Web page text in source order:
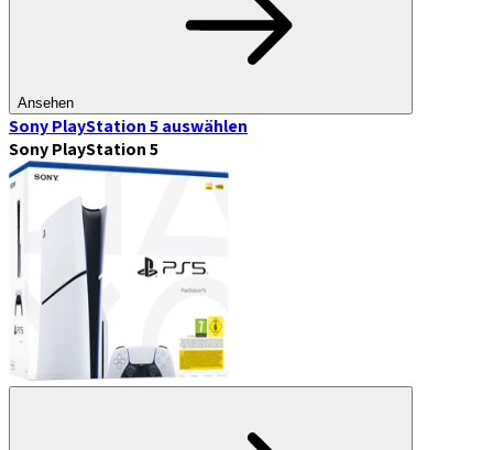
Ansehen
Sony PlayStation 5auswählen
Sony PlayStation 5